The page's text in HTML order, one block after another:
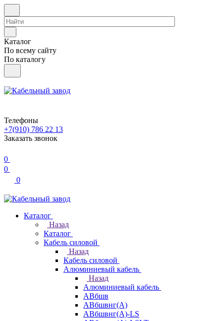
Каталог
По всему сайту
По каталогу
Телефоны
+7(910) 786 22 13
Заказать звонок
0
0
0
Каталог
Назад
Каталог
Кабель силовой
Назад
Кабель силовой
Алюминиевый кабель
Назад
Алюминиевый кабель
АВбшв
АВбшвнг(А)
АВбшвнг(А)-LS